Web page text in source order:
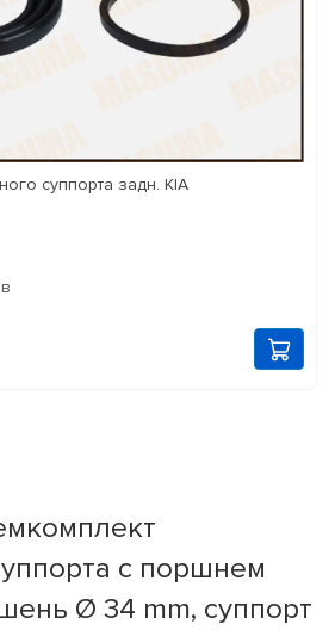
суппорта задн. KIA
с поршнем
Ø 34 mm, суппорт